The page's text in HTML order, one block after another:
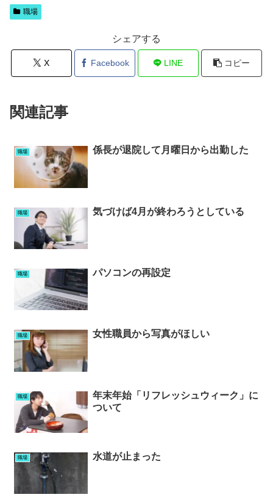
職場
シェアする
X Facebook LINE コピー
関連記事
職場 係長が退院して月曜日から出勤した
職場 気づけば4月が終わろうとしている
職場 パソコンの再設定
職場 女性職員から写真がほしい
職場
年末年始「リフレッシュウィーク」に
ついて
職場 水道が止まった